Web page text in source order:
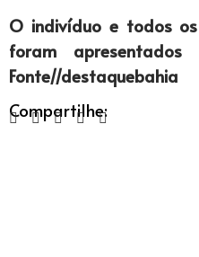
O indivíduo e todos
foram
Fonte//destaquebahia
Compartilhe: